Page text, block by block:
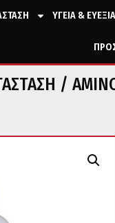
ΥΓΕΙΑ & ΕΥΕΞΙΑ
/